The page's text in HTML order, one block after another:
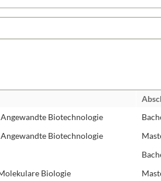
Investigators
Glykobiologie
Molekulare
Rezeptoren
RNA-
Biotechnologie
Biotechnologie
Biologie